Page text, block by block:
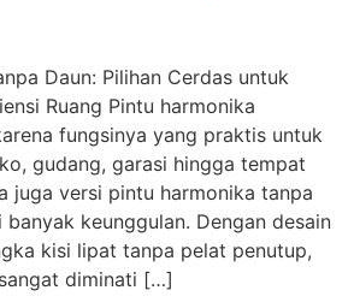
Daun: Pilihan Cerdas untuk
Ruang Pintu harmonika
fungsinya yang praktis untuk
gudang, garasi hingga tempat
juga versi pintu harmonika tanpa
keunggulan. Dengan desain
kisi lipat tanpa pelat penutup,
diminati […]